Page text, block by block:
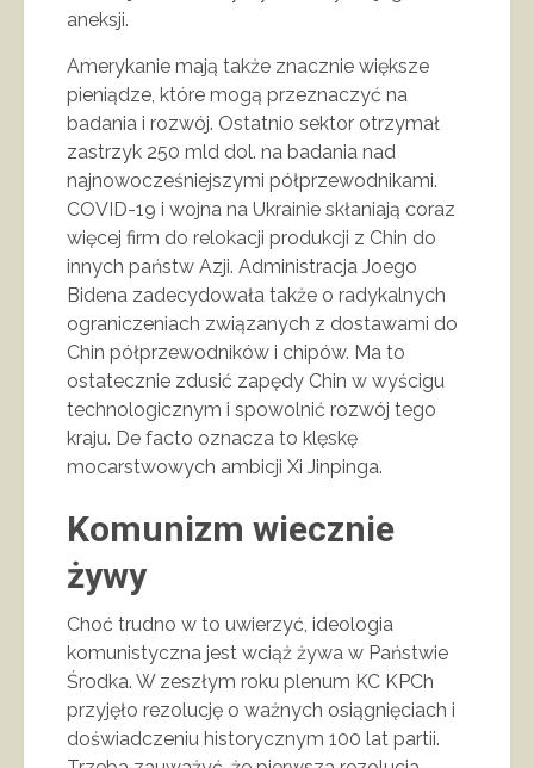
aneksji.
Amerykanie mają także znacznie większe
pieniądze, które mogą przeznaczyć na
badania i rozwój. Ostatnio sektor otrzymał
zastrzyk 250 mld dol. na badania nad
najnowocześniejszymi półprzewodnikami.
COVID-19 i wojna na Ukrainie skłaniają coraz
więcej firm do relokacji produkcji z Chin do
innych państw Azji. Administracja Joego
Bidena zadecydowała także o radykalnych
ograniczeniach związanych z dostawami do
Chin półprzewodników i chipów. Ma to
ostatecznie zdusić zapędy Chin w wyścigu
technologicznym i spowolnić rozwój tego
kraju. De facto oznacza to klęskę
mocarstwowych ambicji Xi Jinpinga.
Komunizm wiecznie
żywy
Choć trudno w to uwierzyć, ideologia
komunistyczna jest wciąż żywa w Państwie
Środka. W zeszłym roku plenum KC KPCh
przyjęło rezolucję o ważnych osiągnięciach i
doświadczeniu historycznym 100 lat partii.